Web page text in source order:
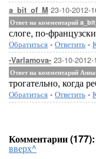
a_bit_of_M 23-10-2012-
Ответ на комментарий
слоге, по-
Обратиться - Ответить -
-Varlamova- 23-10-
Ответ на комментарий
трогательно, когда
Обратиться - Ответить -
Комментарии (177):
вверх^